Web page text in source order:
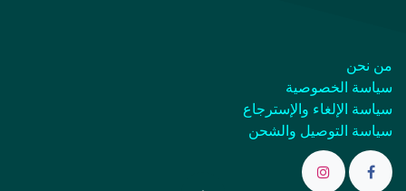
من نحن
سياسة الخصوصية
سياسة الإلغاء والإسترجاع
سياسة التوصيل والشحن